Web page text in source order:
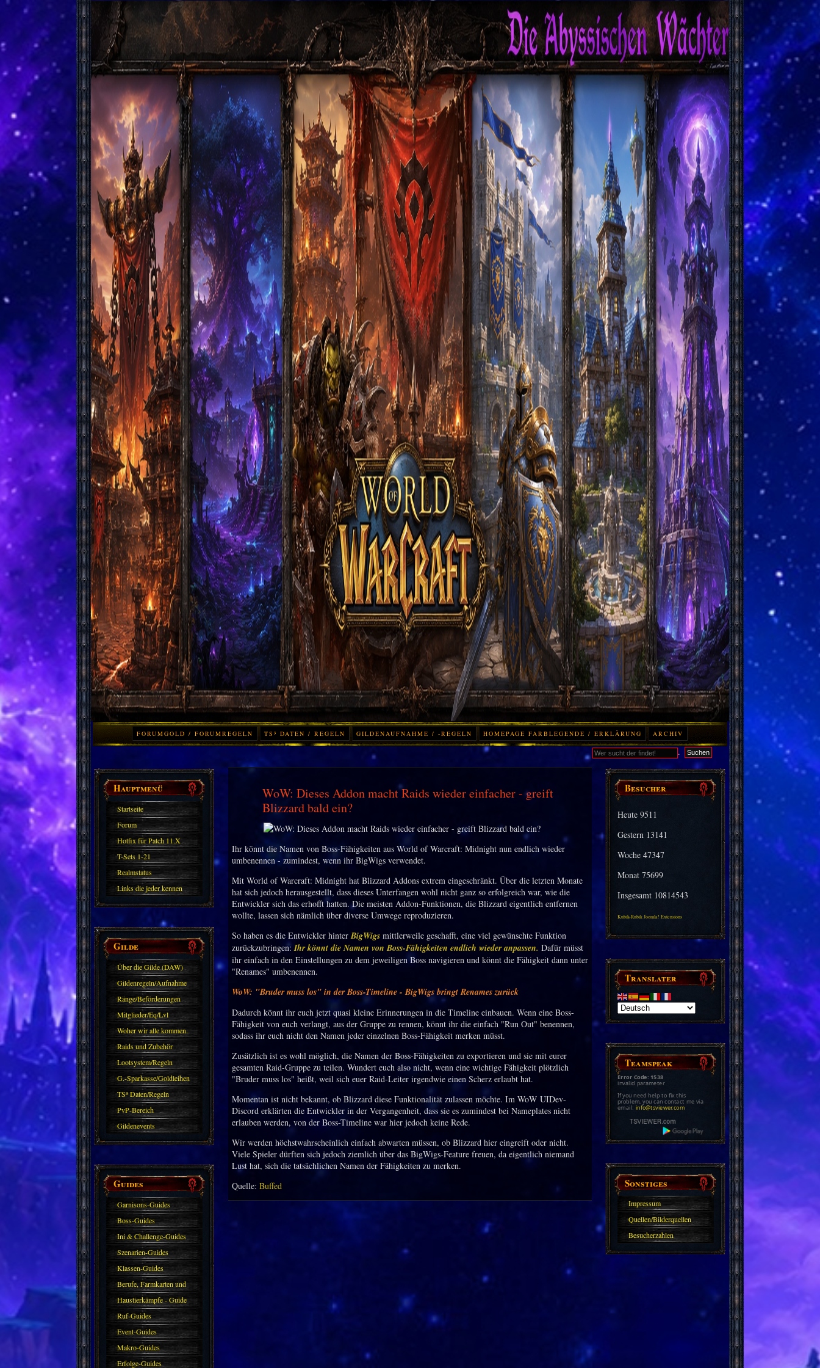
FORUMGOLD / FORUMREGELN TS³ DATEN / REGELN GILDENAUFNAHME / -REGELN HOMEPAGE FARBLEGENDE / ERKLÄRUNG ARCHIV
. Suchen
Hauptmenü
Startseite
Forum
Hotfix für Patch 11.X
T-Sets 1-21
Realmstatus
Links die jeder kennen
sollte?! Oder nicht?
Gilde
Über die Gilde (DAW)
Gildenregeln/Aufnahme
Ränge/Beförderungen
Mitglieder/Eq/Lvl
Woher wir alle kommen.
Raids und Zubehör
Lootsystem/Regeln
G.-Sparkasse/Goldleihen
TS³ Daten/Regeln
PvP-Bereich
Gildenevents
Guides
Garnisons-Guides
Boss-Guides
Ini & Challenge-Guides
Szenarien-Guides
Klassen-Guides
Berufe, Farmkarten und
Haustiere
Haustierkämpfe - Guide
Ruf-Guides
Event-Guides
Makro-Guides
Erfolge-Guides
Besucher
Heute9511
Gestern 13141
Woche47347
Monat75699
Insgesamt 10814543
Kubik-Rubik Joomla! Extensions
Translater
Teamspeak
Error Code: 1538
invalid parameter
If you need help to fix this
problem, you can contact me via
email: info@tsviewer.com
Sonstiges
Impressum
Quellen/Bilderquellen
Besucherzahlen
WoW: Dieses Addon macht Raids wieder einfacher - greift
Blizzard bald ein?
Ihr könnt die Namen von Boss-Fähigkeiten aus World of Warcraft: Midnight nun endlich wieder
umbenennen - zumindest, wenn ihr BigWigs verwendet.
Mit World of Warcraft: Midnight hat Blizzard Addons extrem eingeschränkt. Über die letzten Monate
hat sich jedoch herausgestellt, dass dieses Unterfangen wohl nicht ganz so erfolgreich war, wie die
Entwickler sich das erhofft hatten. Die meisten Addon-Funktionen, die Blizzard eigentlich entfernen
wollte, lassen sich nämlich über diverse Umwege reproduzieren.
So haben es die Entwickler hinterBigWigsmittlerweile geschafft, eine viel gewünschte Funktion
zurückzubringen: Ihr könnt die Namen von Boss-Fähigkeiten endlich wieder anpassen. Dafür müsst
ihr einfach in den Einstellungen zu dem jeweiligen Boss navigieren und könnt die Fähigkeit dann unter
"Renames" umbenennen.
WoW: "Bruder muss los" in der Boss-Timeline - BigWigs bringt Renames zurück
Dadurch könnt ihr euch jetzt quasi kleine Erinnerungen in die Timeline einbauen. Wenn eine Boss-
Fähigkeit von euch verlangt, aus der Gruppe zu rennen, könnt ihr die einfach "Run Out" benennen,
sodass ihr euch nicht den Namen jeder einzelnen Boss-Fähigkeit merken müsst.
Zusätzlich ist es wohl möglich, die Namen der Boss-Fähigkeiten zu exportieren und sie mit eurer
gesamten Raid-Gruppe zu teilen. Wundert euch also nicht, wenn eine wichtige Fähigkeit plötzlich
"Bruder muss los" heißt, weil sich euer Raid-Leiter irgendwie einen Scherz erlaubt hat.
Momentan ist nicht bekannt, ob Blizzard diese Funktionalität zulassen möchte. Im WoW UIDev-
Discord erklärten die Entwickler in der Vergangenheit, dass sie es zumindest bei Nameplates nicht
erlauben werden, von der Boss-Timeline war hier jedoch keine Rede.
Wir werden höchstwahrscheinlich einfach abwarten müssen, ob Blizzard hier eingreift oder nicht.
Viele Spieler dürften sich jedoch ziemlich über das BigWigs-Feature freuen, da eigentlich niemand
Lust hat, sich die tatsächlichen Namen der Fähigkeiten zu merken.
Quelle: Buffed